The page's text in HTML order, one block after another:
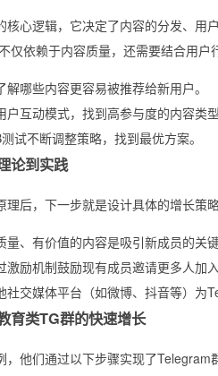
心逻辑，它决定了内容的分发、用
仅依赖于内容质量，还需要结合用户
哪些内容更容易被推荐给新用户。
互动模式，找到高参与度的内容类型
试不断调整策略，找到最优方案。
论到实践
后，下一步就是设计具体的增长策
量、有价值的内容是吸引新成员的关
激励机制鼓励现有成员邀请更多人加
社交媒体平台（如微博、抖音等）为
育类TG群的快速增长
，他们通过以下步骤实现了Telegram